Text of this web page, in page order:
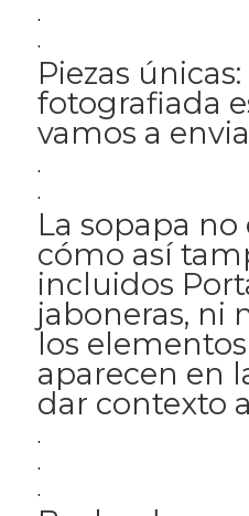
.
.
Piezas
fotografiada
vamos a
.
.
La sopapa
cómo así
incluidos
jaboneras, ni
los
aparecen en
dar contexto
.
.
.